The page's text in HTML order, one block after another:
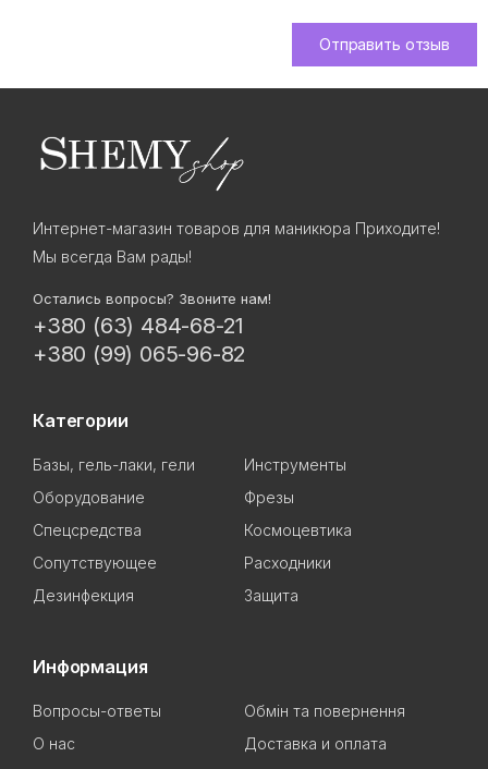
Отправить отзыв
Интернет-магазин товаров для маникюра Приходите!
Мы всегда Вам рады!
Остались вопросы? Звоните нам!
+380 (63) 484-68-21
+380 (99) 065-96-82
Категории
Базы, гель-лаки, гели
Инструменты
Оборудование
Фрезы
Спецсредства
Космоцевтика
Сопутствующее
Расходники
Дезинфекция
Защита
Информация
Вопросы-ответы
Обмін та повернення
О нас
Доставка и оплата